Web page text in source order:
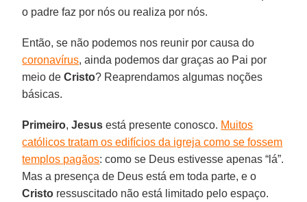
o padre faz por nós ou realiza por nós.
Então, se não podemos nos reunir por causa do
coronavírus, ainda podemos dar graças ao Pai por
meio deCristo? Reaprendamos algumas noções
básicas.
Primeiro,Jesus está presente conosco. Muitos
católicos tratam os edifícios da igreja como se fossem
templos pagãos: como se Deus estivesse apenas “lá”.
Mas a presença de Deus está em toda parte, e o
Cristo ressuscitado não está limitado pelo espaço.